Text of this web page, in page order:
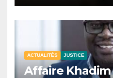
ACTUALITÉS JUSTICE
Affaire Khadim